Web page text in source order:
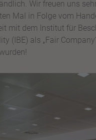
Wir freuen uns
Mal in Folge vom
mit dem Institut für
(IBE) als „Fair